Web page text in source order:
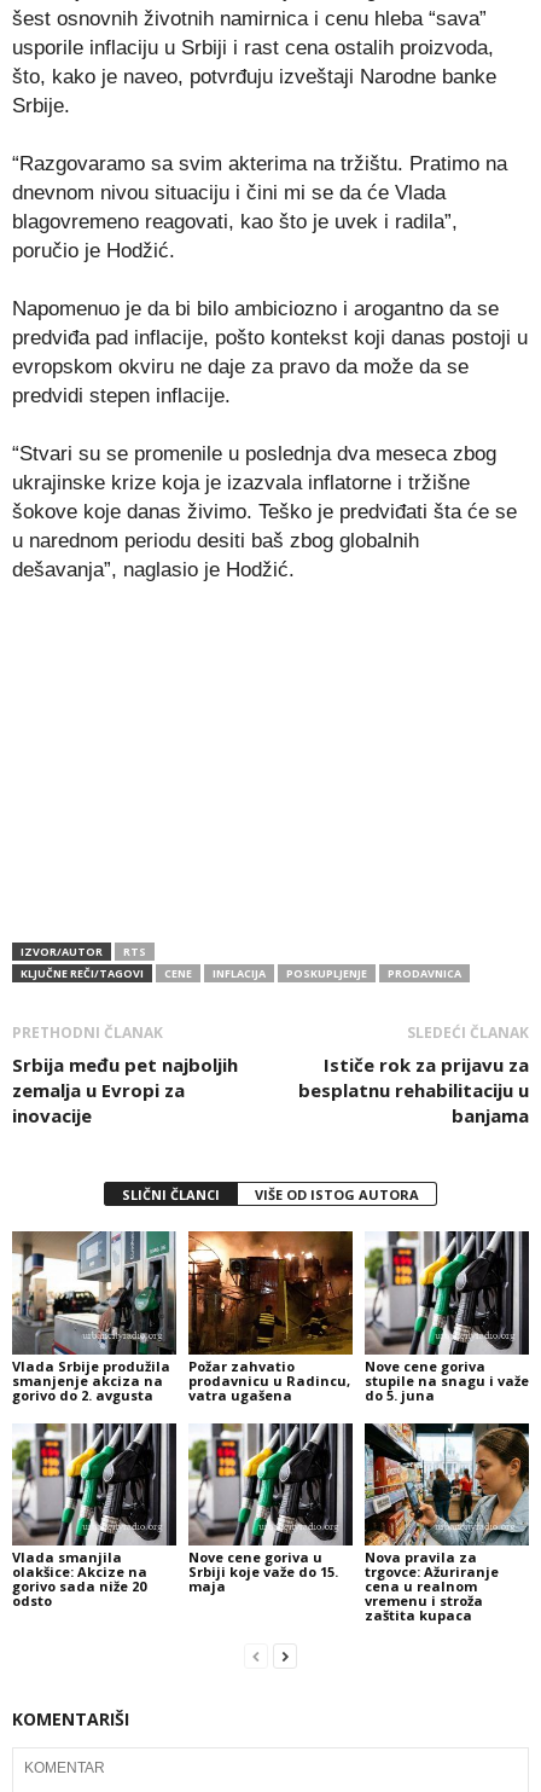
šest osnovnih životnih namirnica i cenu hleba “sava”
usporile inflaciju u Srbiji i rast cena ostalih proizvoda,
što, kako je naveo, potvrđuju izveštaji Narodne banke
Srbije.
“Razgovaramo sa svim akterima na tržištu. Pratimo na
dnevnom nivou situaciju i čini mi se da će Vlada
blagovremeno reagovati, kao što je uvek i radila”,
poručio je Hodžić.
Napomenuo je da bi bilo ambiciozno i arogantno da se
predviđa pad inflacije, pošto kontekst koji danas postoji u
evropskom okviru ne daje za pravo da može da se
predvidi stepen inflacije.
“Stvari su se promenile u poslednja dva meseca zbog
ukrajinske krize koja je izazvala inflatorne i tržišne
šokove koje danas živimo. Teško je predviđati šta će se
u narednom periodu desiti baš zbog globalnih
dešavanja”, naglasio je Hodžić.
IZVOR/AUTOR
RTS
KLJUČNE REČI/TAGOVI
CENE INFLACIJA POSKUPLJENJE PRODAVNICA
PRETHODNI ČLANAK
Srbija među pet najboljih
zemalja u Evropi za
inovacije
SLEDEĆI ČLANAK
Ističe rok za prijavu za
besplatnu rehabilitaciju u
banjama
SLIČNI ČLANCI VIŠE OD ISTOG AUTORA
Vlada Srbije produžila
smanjenje akciza na
gorivo do 2. avgusta
Požar zahvatio
prodavnicu u Radincu,
vatra ugašena
Nove cene goriva
stupile na snagu i važe
do 5. juna
Vlada smanjila
olakšice: Akcize na
gorivo sada niže 20
odsto
Nove cene goriva u
Srbiji koje važe do 15.
maja
Nova pravila za
trgovce: Ažuriranje
cena u realnom
vremenu i stroža
zaštita kupaca
KOMENTARIŠI